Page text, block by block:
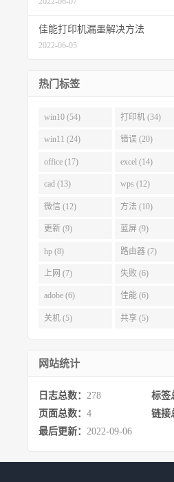
佳能打印机漏墨解决方法
2022-06-05
热门标签
win10 (54) 打印机 (34)
win11 (24) 错误 (20)
office (17) excel (14)
cad (13) wps (12)
微信 (12) 方法 (10)
更新 (9) 蓝屏 (9)
hp (8) 路由器 (7)
上网 (7) 失败 (6)
adobe (6) 佳能 (6)
关机 (5) 共享 (5)
网站统计
日志总数： 278 标签
页面总数： 4 链接
最后更新： 2022-09-06